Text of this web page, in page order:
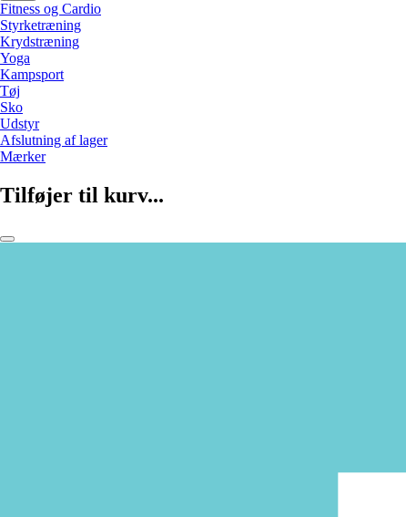
Fitness og Cardio
Styrketræning
Krydstræning
Yoga
Kampsport
Tøj
Sko
Udstyr
Afslutning af lager
Mærker
Tilføjer til kurv...